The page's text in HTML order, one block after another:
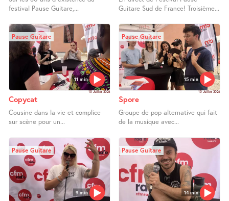
festival Pause Guitare,...
Guitare Sud de France! Troisième...
11 min
Pause Guitare
10 Juillet 2026
Copycat
Cousine dans la vie et complice
sur scène pour un...
15 min
Pause Guitare
10 Juillet 2026
Spore
Groupe de pop alternative qui fait
de la musique avec...
9 min
Pause Guitare
14 min
Pause Guitare